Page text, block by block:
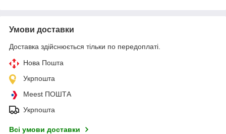
Умови доставки
Доставка здійснюється тільки по передоплаті.
Нова Пошта
Укрпошта
Meest ПОШТА
Укрпошта
Всі умови доставки